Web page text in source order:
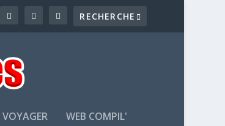
VOYAGER WEB COMPIL'